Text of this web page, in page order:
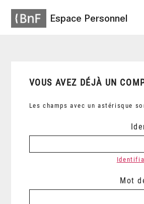
Espace Personnel
VOUS AVEZ DÉJÀ UN
Les champs avec un astérisque
Mot